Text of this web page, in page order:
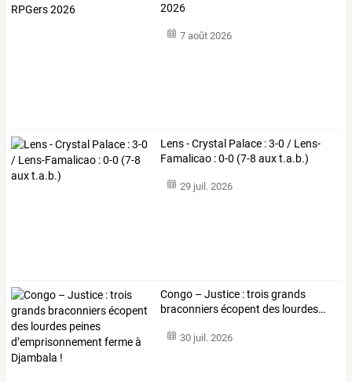
2026
7 août 2026
Lens - Crystal Palace : 3-0 / Lens-
Famalicao : 0-0 (7-8 aux t.a.b.)
29 juil. 2026
Congo – Justice :troisgrands
braconniersécopent des lourdes…
30 juil. 2026